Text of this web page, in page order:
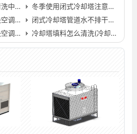
冷却塔维修厂家谈清洗中央空调冷却塔的方法…
冬季使用闭式冷却塔注意什么,冬季闭式冷却塔防冻措施…
玻璃钢冷却塔在中央空调中处于重要地位(浙江中央空调用…
闭式冷却塔管道水不排干净的危害性有哪些…
肇庆冷却塔维修中央空调冷却塔的清洗步骤(肇庆冷却塔清…
冷却塔填料怎么清洗(冷却塔填料清洗或更换)…